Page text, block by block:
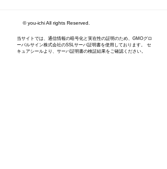
© you-ichi All rights Reserved.
当サイトでは、通信情報の暗号化と実在性の証明のため、GMOグロ
ーバルサイン株式会社のSSLサーバ証明書を使用しております。 セ
キュアシールより、サーバ証明書の検証結果をご確認ください。